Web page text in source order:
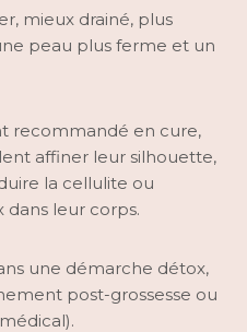
mieux drainé, plus
peau plus ferme et un
recommandé en cure,
affiner leur silhouette,
la cellulite ou
leur corps.
une démarche détox,
post-grossesse ou